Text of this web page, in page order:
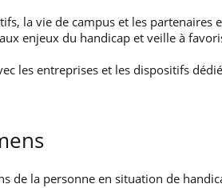
la vie de campus et les partenaires
enjeux du handicap et veille à
les entreprises et les dispositifs
de la personne en situation de